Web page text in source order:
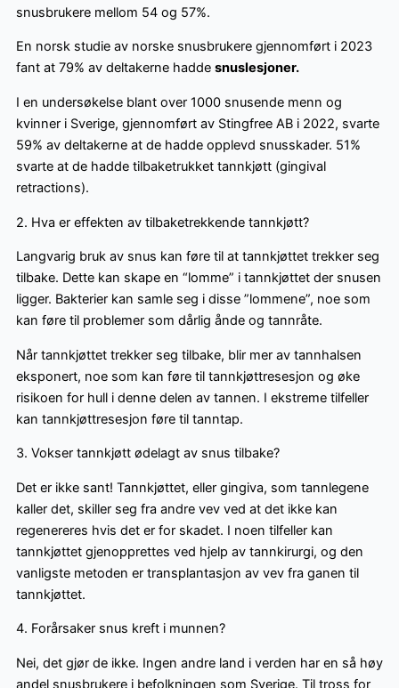
snusbrukere mellom 54 og 57%.
En norsk studie av norske snusbrukere gjennomført i 2023
fant at 79% av deltakerne hadde snuslesjoner.
I en undersøkelse blant over 1000 snusende menn og
kvinner i Sverige, gjennomført av Stingfree AB i 2022, svarte
59% av deltakerne at de hadde opplevd snusskader. 51%
svarte at de hadde tilbaketrukket tannkjøtt (gingival
retractions).
2. Hva er effekten av tilbaketrekkende tannkjøtt?
Langvarig bruk av snus kan føre til at tannkjøttet trekker seg
tilbake. Dette kan skape en “lomme” i tannkjøttet der snusen
ligger. Bakterier kan samle seg i disse ”lommene”, noe som
kan føre til problemer som dårlig ånde og tannråte.
Når tannkjøttet trekker seg tilbake, blir mer av tannhalsen
eksponert, noe som kan føre til tannkjøttresesjon og øke
risikoen for hull i denne delen av tannen. I ekstreme tilfeller
kan tannkjøttresesjon føre til tanntap.
3. Vokser tannkjøtt ødelagt av snus tilbake?
Det er ikke sant! Tannkjøttet, eller gingiva, som tannlegene
kaller det, skiller seg fra andre vev ved at det ikke kan
regenereres hvis det er for skadet. I noen tilfeller kan
tannkjøttet gjenopprettes ved hjelp av tannkirurgi, og den
vanligste metoden er transplantasjon av vev fra ganen til
tannkjøttet.
4. Forårsaker snus kreft i munnen?
Nei, det gjør de ikke. Ingen andre land i verden har en så høy
andel snusbrukere i befolkningen som Sverige. Til tross for